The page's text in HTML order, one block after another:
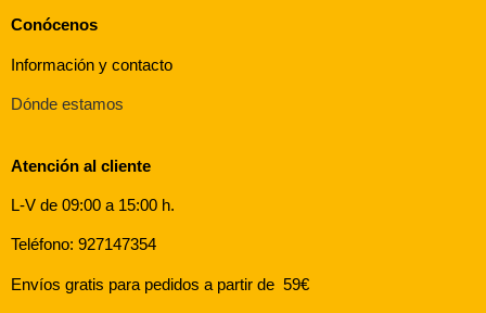
Conócenos
Información y contacto
Dónde estamos
Atención al cliente
L-V de 09:00 a 15:00 h.
Teléfono: 927147354
Envíos gratis para pedidos a partir de 59€